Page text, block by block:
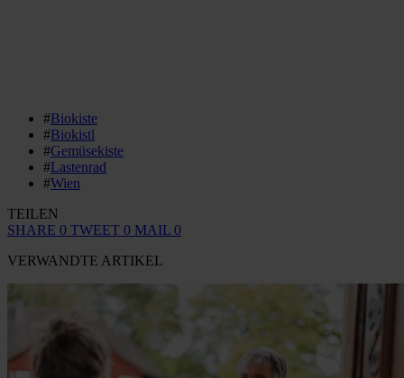
#Biokiste
#Biokistl
#Gemüsekiste
#Lastenrad
#Wien
TEILEN
SHARE 0 TWEET 0 MAIL 0
VERWANDTE ARTIKEL